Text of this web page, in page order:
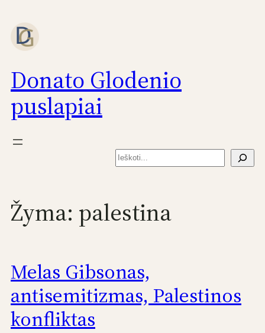
prie
turinio
Donato Glodenio
puslapiai
Paieška
Žyma: palestina
Melas Gibsonas,
antisemitizmas, Palestinos
konfliktas